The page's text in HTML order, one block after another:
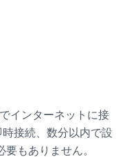
インターネットに接
接続、数分以内で設
もありません。